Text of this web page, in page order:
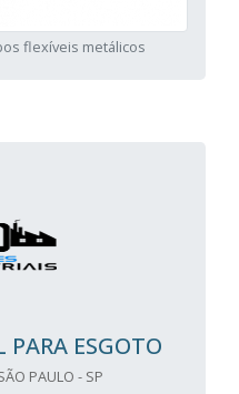
flexíveis metálicos
PARA ESGOTO
PAULO - SP